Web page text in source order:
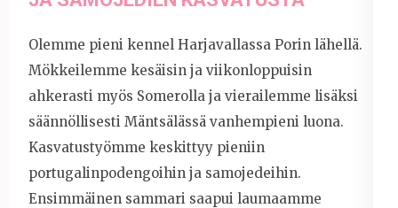
Olemme pieni kennel Harjavallassa Porin lähellä.
Mökkeilemme kesäisin ja viikonloppuisin
ahkerasti myös Somerolla ja vierailemme lisäksi
säännöllisesti Mäntsälässä vanhempieni luona.
Kasvatustyömme keskittyy pieniin
portugalinpodengoihin ja samojedeihin.
Ensimmäinen sammari saapui laumaamme